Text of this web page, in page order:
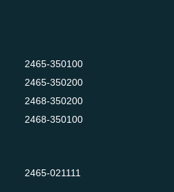
2465-350100
2465-350200
2468-350200
2468-350100
2465-021111